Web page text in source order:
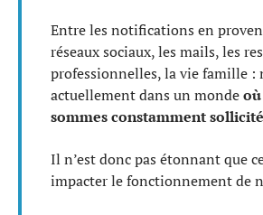
Entre les notifications en
réseaux sociaux, les mails, les
professionnelles, la vie famille :
actuellement dans un monde
sommes constamment
Il n’est donc pas étonnant que
impacter le fonctionnement de